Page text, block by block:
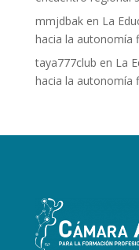
mmjdbaken La
hacia la autonomía
taya777club en La
hacia la autonomía